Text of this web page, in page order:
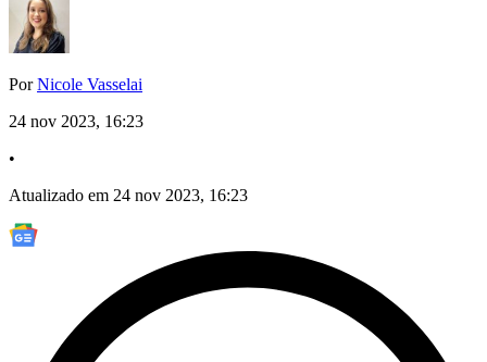
PorNicole Vasselai
24 nov 2023, 16:23
•
Atualizado em 24 nov 2023, 16:23